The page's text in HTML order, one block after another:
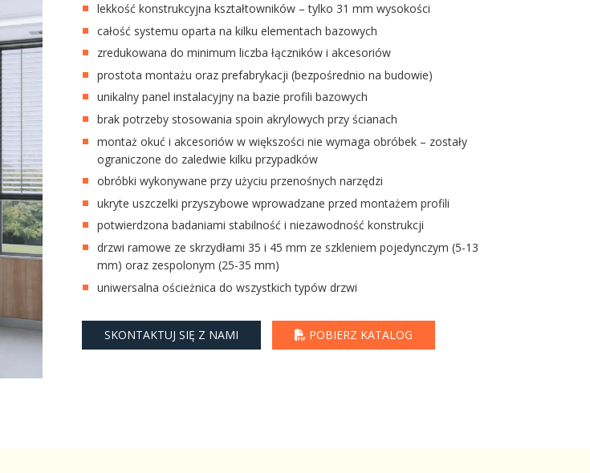
lekkość konstrukcyjna kształtowników – tylko 31 mm wysokości
całość systemu oparta na kilku elementach bazowych
zredukowana do minimum liczba łączników i akcesoriów
prostota montażu oraz prefabrykacji (bezpośrednio na budowie)
unikalny panel instalacyjny na bazie profili bazowych
brak potrzeby stosowania spoin akrylowych przy ścianach
montaż okuć i akcesoriów w większości nie wymaga obróbek – zostały
ograniczone do zaledwie kilku przypadków
obróbki wykonywane przy użyciu przenośnych narzędzi
ukryte uszczelki przyszybowe wprowadzane przed montażem profili
potwierdzona badaniami stabilność i niezawodność konstrukcji
drzwi ramowe ze skrzydłami 35 i 45 mm ze szkleniem pojedynczym (5-13
mm) oraz zespolonym (25-35 mm)
uniwersalna ościeżnica do wszystkich typów drzwi
SKONTAKTUJ SIĘ Z NAMI POBIERZ KATALOG